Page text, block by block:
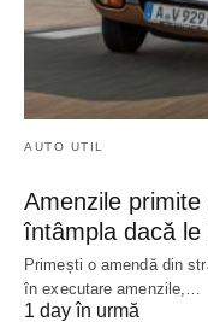
AUTO UTIL
Amenzile
întâmpla dacă le
Primești o amendă din
în executare amenzile,…
1 day în urmă